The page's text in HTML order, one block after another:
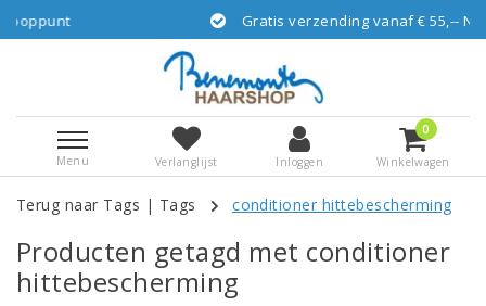
Gratis verzending vanaf € 55,-- NL via
Menu Verlanglijst Inloggen
0
Winkelwagen
Terug naar Tags | Tags conditioner hittebescherming
Producten getagd met conditioner
hittebescherming